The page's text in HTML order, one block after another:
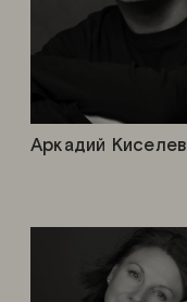
Аркадий Киселев